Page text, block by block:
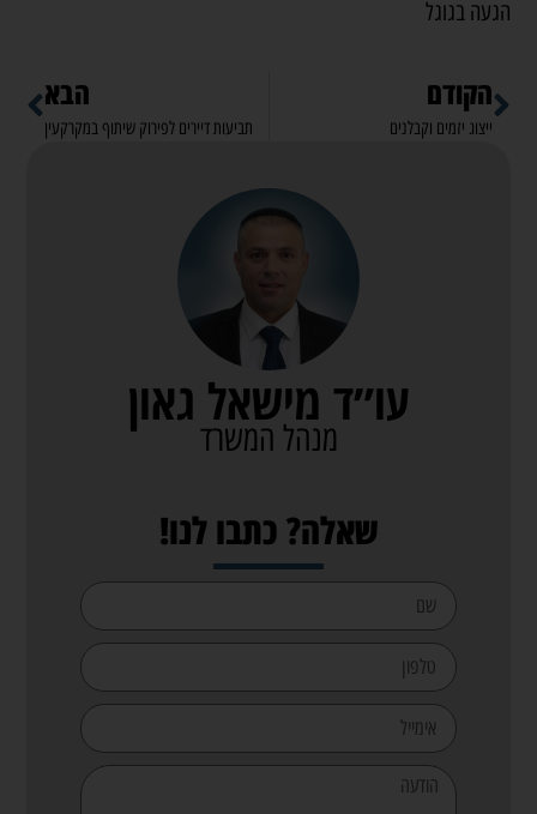
הגעהבגוגל
הקודם
ייצוג יזמים וקבלנים
הבא
תביעות דיירים לפירוק שיתוף במקרקעין
עו״ד מישאל גאון
מנהל המשרד
שאלה? כתבו לנו!